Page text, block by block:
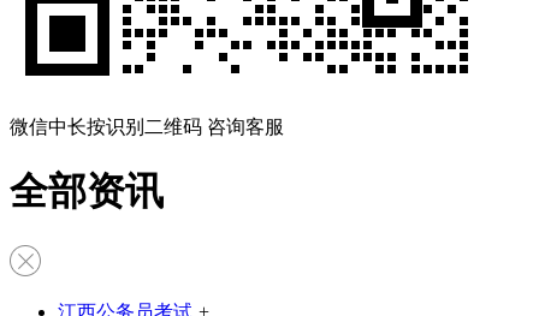
微信中长按识别二维码 咨询客服
全部资讯
江西公务员考试 +